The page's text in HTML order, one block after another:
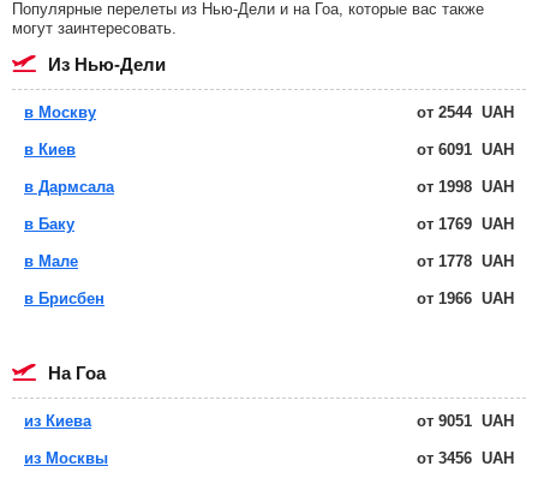
Популярные перелеты из Нью-Дели и на Гоа, которые вас также
могут заинтересовать.
из Нью-Дели
в Москву от 2544 UAH
в Киев от 6091 UAH
в Дармсала от 1998 UAH
в Баку от 1769 UAH
в Мале от 1778 UAH
в Брисбен от 1966 UAH
на Гоа
из Киева от 9051 UAH
из Москвы от 3456 UAH